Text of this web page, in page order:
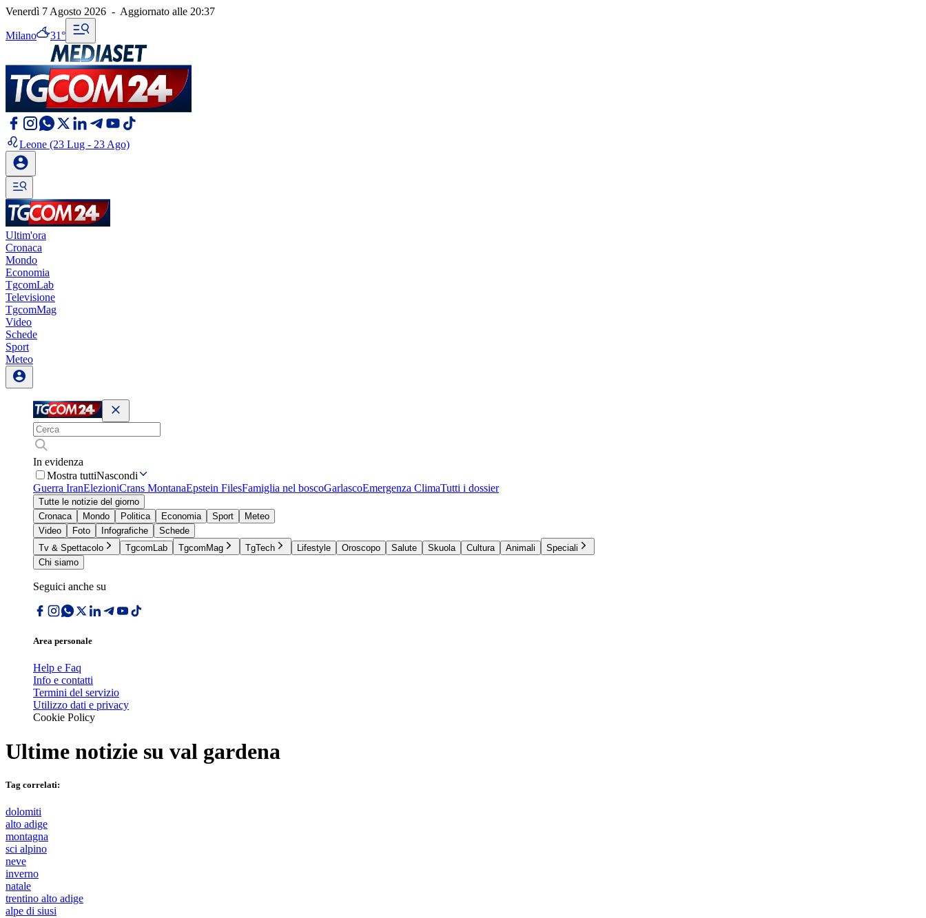
Venerdì 7 Agosto 2026 - Aggiornato alle 20:37
Milano 31°
Leone (23 Lug - 23 Ago)
Ultim'ora
Cronaca
Mondo
Economia
TgcomLab
Televisione
TgcomMag
Video
Schede
Sport
Meteo
In evidenza
Mostra tuttiNascondi
Guerra IranElezioniCrans MontanaEpstein FilesFamiglia nel boscoGarlascoEmergenza ClimaTutti i dossier
Tutte le notizie del giorno
Cronaca
Mondo Politica Economia Sport
Meteo
Video
Foto Infografiche
Schede
Tv & Spettacolo
TgcomLab TgcomMag TgTech Lifestyle Oroscopo Salute Skuola Cultura Animali
Speciali
Chi siamo
Seguici anche su
Area personale
Help e Faq
Info e contatti
Termini del servizio
Utilizzo dati e privacy
Cookie Policy
Ultime notizie su val gardena
Tag correlati:
dolomiti
alto adige
montagna
sci alpino
neve
inverno
natale
trentino alto adige
alpe di siusi